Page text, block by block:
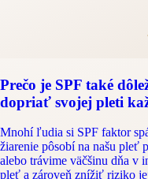
Prečo je SPF také
dopriať svojej pleti
Mnohí ľudia si SPF faktor
žiarenie pôsobí na našu pleť
alebo trávime väčšinu dňa v
pleť a zároveň znížiť riziko